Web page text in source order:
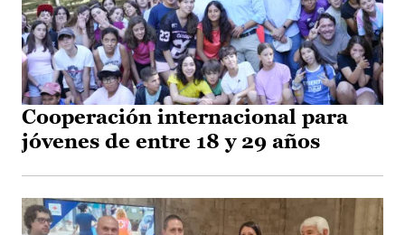
Cooperación internacional para
jóvenes de entre 18 y 29 años